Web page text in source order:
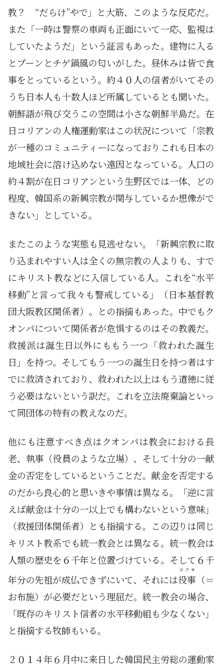
教？ “だらけ”やで」と大筋、このような反応だ。
また「一時は警察の車両も正面にいて一応、監視は
していたようだ」という証言もあった。建物に入る
とプーンとチゲ鍋風の匂いがした。昼休みは皆で食
事をとっているという。約４０人の信者がいてその
うち日本人も十数人ほど所属しているとも聞いた。
朝鮮語が飛び交うこの空間は小さな朝鮮半島だ。在
日コリアンの人権運動家はこの状況について「宗教
が一種のコミュニティーになっておりこれも日本の
地域社会に溶け込めない遠因となっている。人口の
約４割が在日コリアンという生野区では一体、どの
程度、韓国系の新興宗教が関与しているか想像がで
きない」としている。
またこのような実態も見逃せない。「新興宗教に取
り込まれやすい人は全くの無宗教の人よりも、すで
にキリスト教などに入信している人。これを“水平
移動”と言って我々も警戒している」（日本基督教
団大阪教区関係者）。との指摘もあった。中でもク
オンパについて関係者が危惧するのはその教義だ。
救援派は誕生日以外にももう一つ「救われた誕生
日」を持つ。そしてもう一つの誕生日を持つ者はす
でに救済されており、救われた以上はもう道徳に従
う必要はないという訳だ。これを立法廃棄論といっ
て同団体の特有の教えなのだ。
他にも注意すべき点はクオンパは教会における長
老、執事（役員のような立場）、そして十分の一献
金の否定をしているということだ。献金を否定する
のだから良心的と思いきや事情は異なる。「逆に言
えば献金は十分の一以上でも構わないという意味」
（救援団体関係者）とも指摘する。この辺りは同じ
キリスト教系でも統一教会とは異なる。統一教会は
人類の歴史を６千年と位置づけている。そして６千
年分の先祖が成仏できずにいて、それには役事
ヨクサ
（＝
お布施）が必要だという理屈だ。統一教会の場合、
「既存のキリスト信者の水平移動組も少なくない」
と指摘する牧師もいる。
２０１４年６月中に来日した韓国民主労総の運動家